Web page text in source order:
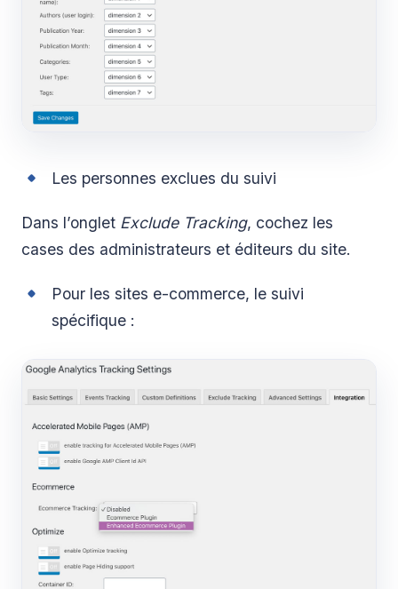
Les personnes exclues du suivi
Dans l’onglet Exclude Tracking, cochez les
cases des administrateurs et éditeurs du site.
Pour les sites e-commerce, le suivi
spécifique :